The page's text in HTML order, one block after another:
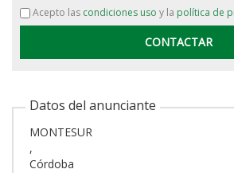
Acepto las condiciones uso y la política de
Datos del anunciante
MONTESUR
,
Córdoba